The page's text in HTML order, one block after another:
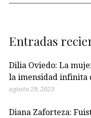
Entradas
Dilia Oviedo: La
la imensidad infinita
agosto 29, 2023
Diana Zaforteza: